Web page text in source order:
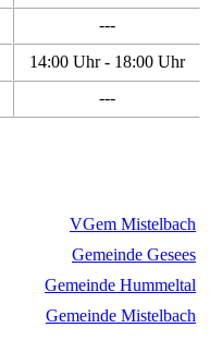
---
14:00 Uhr - 18:00 Uhr
---
VGem Mistelbach
Gemeinde Gesees
Gemeinde Hummeltal
Gemeinde Mistelbach